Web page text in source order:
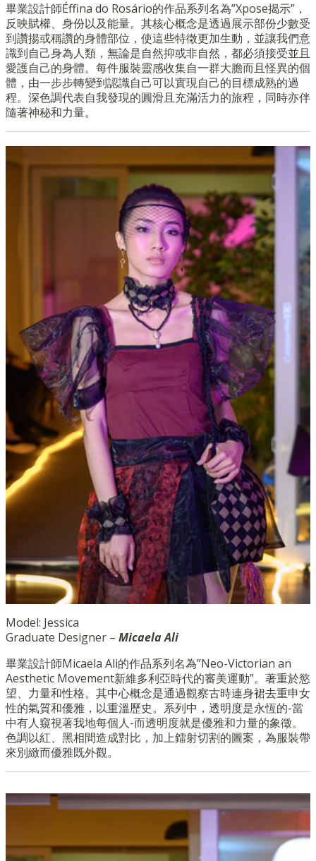
畢業設計師Éffina do Rosário的作品系列名為”Xpose揭示”，
反映賦權、身份以及能量。其核心概念是透過展示部份少數受
到讚揚或稱讚的身體部位，使這些特徵更加生動，並讓我們意
識到自己身為人類，無論是自然抑或非自然，都必須接受並且
愛護自己的身體。每件服裝靈感收集自一群大膽而且怪異的個
體，由一步步轉變到認識自己可以實現自己的目標成熟的過
程。深色調代表自我發現的圓滑且充滿活力的旅程，同時亦伴
隨著神秘和力量。
Model: Jessica
Graduate Designer – Micaela Ali
畢業設計師Micaela Ali的作品系列名為”Neo-Victorian an
Aesthetic Movement新維多利亞時代的審美運動”。著重於慾
望、力量和性格。其中心概念是通過觀察古時連身裙去重申女
性的氣質和優雅，以重溫歷史。系列中，透明度是永恆的-當
中有人窺視著我地每個人-而透明度就是優雅和力量的象徵。
色調以紅、黑相間造成對比，加上鐳射切割的圖案，為服裝帶
來別緻而優雅既外觀。